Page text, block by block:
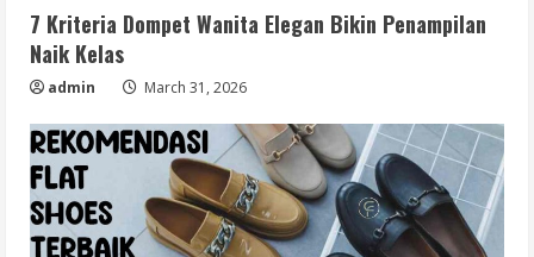
7 Kriteria Dompet Wanita Elegan Bikin Penampilan
Naik Kelas
admin March 31, 2026